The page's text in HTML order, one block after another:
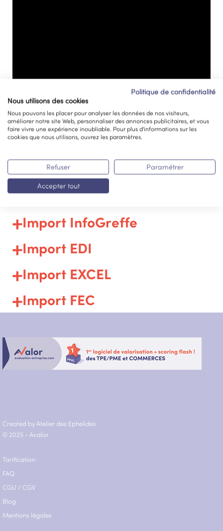
Import Jedeclare
Import InfoGreffe
Import EDI
Import EXCEL
Import FEC
Created by Atelier des Ephelides
© 2025 - Avalor
Tarification
FAQ
CGU / CGV
Blog
Mentions légales
Politique de confidentialité
Nous utilisons des cookies
Nous pouvons les placer pour analyser les données de nos visiteurs,
améliorer notre site Web, personnaliser des annonces publicitaires, et vous
faire vivre une expérience inoubliable. Pour plus d'informations sur les
cookies que nous utilisons, ouvrez les paramètres.
Refuser
Paramétrer
Accepter tout